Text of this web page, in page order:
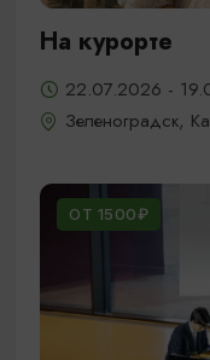
На курорте
22.07.2026 -
Зеленоградск,
ОТ 1500₽